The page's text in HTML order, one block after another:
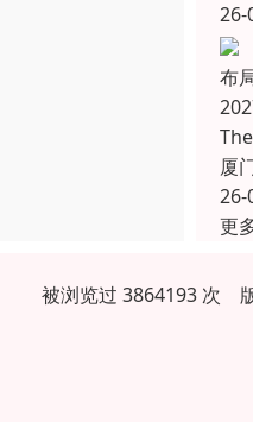
26-
布
厦
26-
更
被浏览过 3864193 次